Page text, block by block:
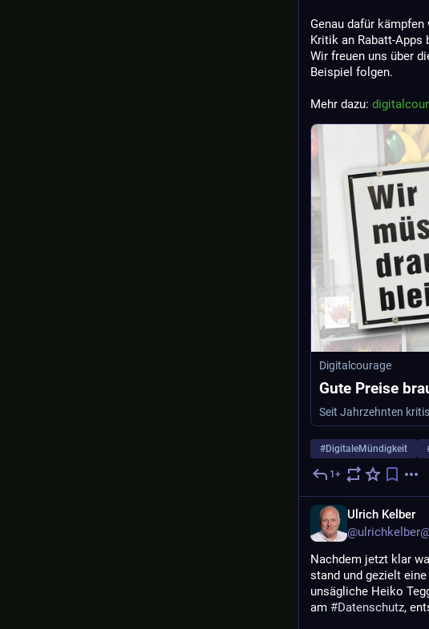
Genau dafür
Kritik an Rabatt-Apps
Wir freuen uns über
Beispiel folgen.
Mehr dazu:
Digitalcourage
Gute Preise
#DigitaleMündigkeit
1+
Ulrich Kelber
Nachdem jetzt klar
stand und gezielt
unsägliche Heiko
am #Datenschutz,